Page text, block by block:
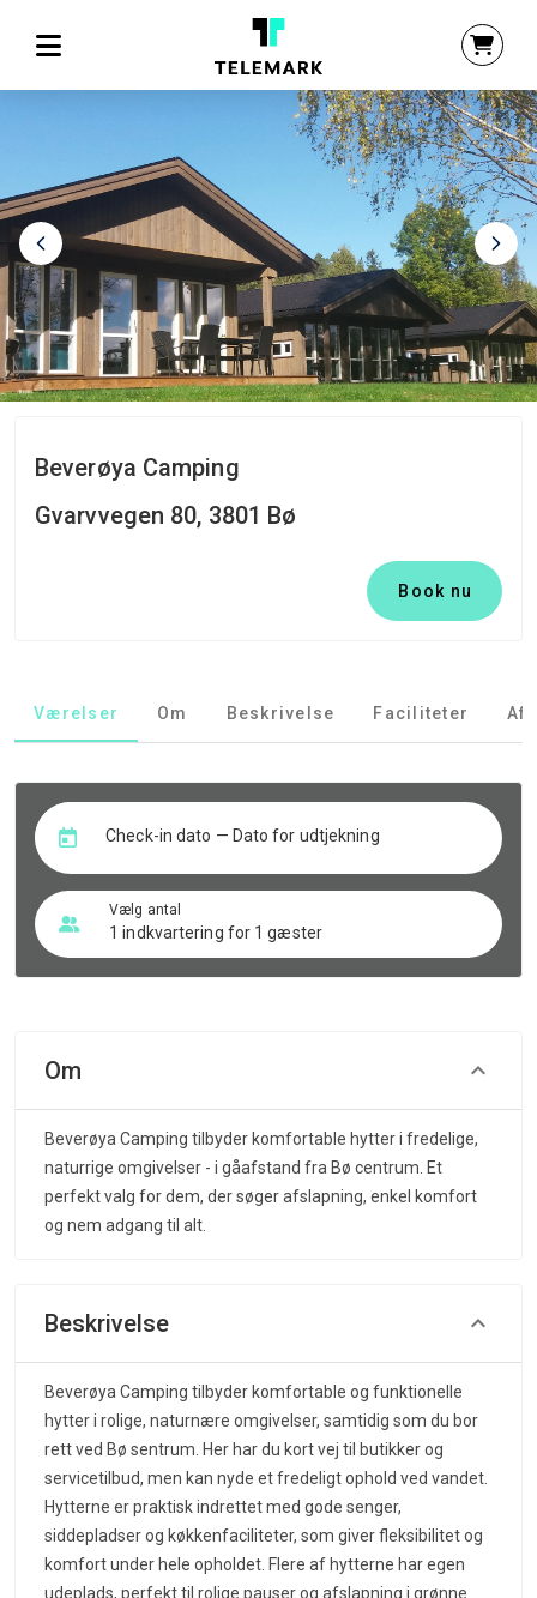
Beverøya Camping
Gvarvvegen 80, 3801 Bø
Book nu
Værelser Om Beskrivelse Faciliteter
Check-in dato — Dato for udtjekning
Vælg antal
1 indkvartering for 1 gæster
Om
Beverøya Camping tilbyder komfortable hytter i fredelige,
naturrige omgivelser - i gåafstand fra Bø centrum. Et
perfekt valg for dem, der søger afslapning, enkel komfort
og nem adgang til alt.
Beskrivelse
Beverøya Camping tilbyder komfortable og funktionelle
hytter i rolige, naturnære omgivelser, samtidig som du bor
rett ved Bø sentrum. Her har du kort vej til butikker og
servicetilbud, men kan nyde et fredeligt ophold ved vandet.
Hytterne er praktisk indrettet med gode senger,
siddepladser og køkkenfaciliteter, som giver fleksibilitet og
komfort under hele opholdet. Flere af hytterne har egen
udeplads, perfekt til rolige pauser og afslapning i grønne